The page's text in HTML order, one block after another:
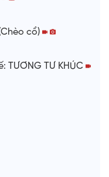
cổ)
TƯƠNG TƯ KHÚC